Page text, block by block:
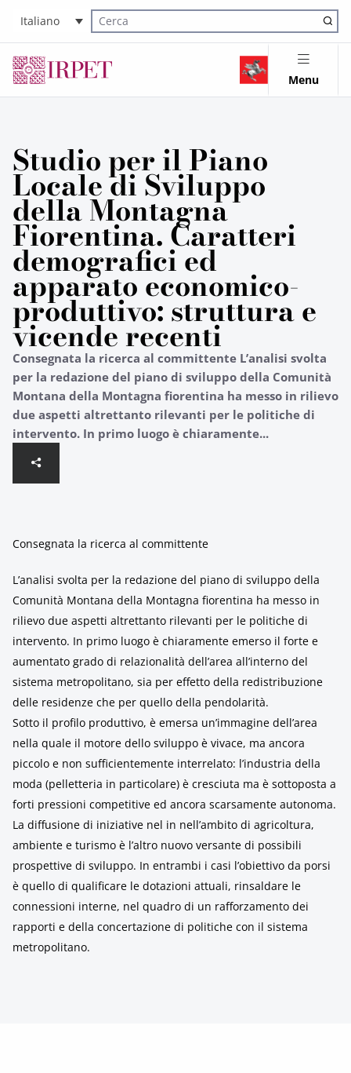
Italiano
Cerca nel sito
Menu
Studio per il Piano
Locale di Sviluppo
della Montagna
Fiorentina. Caratteri
demografici ed
apparato economico-
produttivo: struttura e
vicende recenti
Consegnata la ricerca al committente L’analisi svolta
per la redazione del piano di sviluppo della Comunità
Montana della Montagna fiorentina ha messo in rilievo
due aspetti altrettanto rilevanti per le politiche di
intervento. In primo luogo è chiaramente...
Consegnata la ricerca al committente
L’analisi svolta per la redazione del piano di sviluppo della
Comunità Montana della Montagna fiorentina ha messo in
rilievo due aspetti altrettanto rilevanti per le politiche di
intervento. In primo luogo è chiaramente emerso il forte e
aumentato grado di relazionalità dell’area all’interno del
sistema metropolitano, sia per effetto della redistribuzione
delle residenze che per quello della pendolarità.
Sotto il profilo produttivo, è emersa un’immagine dell’area
nella quale il motore dello sviluppo è vivace, ma ancora
piccolo e non sufficientemente interrelato: l’industria della
moda (pelletteria in particolare) è cresciuta ma è sottoposta a
forti pressioni competitive ed ancora scarsamente autonoma.
La diffusione di iniziative nel in nell’ambito di agricoltura,
ambiente e turismo è l’altro nuovo versante di possibili
prospettive di sviluppo. In entrambi i casi l’obiettivo da porsi
è quello di qualificare le dotazioni attuali, rinsaldare le
connessioni interne, nel quadro di un rafforzamento dei
rapporti e della concertazione di politiche con il sistema
metropolitano.